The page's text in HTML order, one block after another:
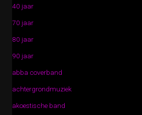
40 jaar
70 jaar
80 jaar
90 jaar
abba coverband
achtergrondmuziek
akoestische band